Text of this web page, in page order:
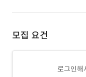
모집 요건
로그인해